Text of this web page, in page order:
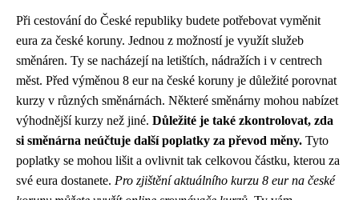
Při cestování do České republiky budete potřebovat vyměnit
eura za české koruny. Jednou z možností je využít služeb
směnáren. Ty se nacházejí na letištích, nádražích i v centrech
měst. Před výměnou 8 eur na české koruny je důležité porovnat
kurzy v různých směnárnách. Některé směnárny mohou nabízet
výhodnější kurzy než jiné. Důležité je také zkontrolovat, zda
si směnárna neúčtuje další poplatky za převod měny. Tyto
poplatky se mohou lišit a ovlivnit tak celkovou částku, kterou za
své eura dostanete. Pro zjištění aktuálního kurzu 8 eur na české